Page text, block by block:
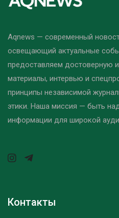
Aqnews — современный
освещающий актуальные
предоставляем достоверную
материалы, интервью и
принципы независимой
этики. Наша миссия — быть
информации для широкой
Контакты